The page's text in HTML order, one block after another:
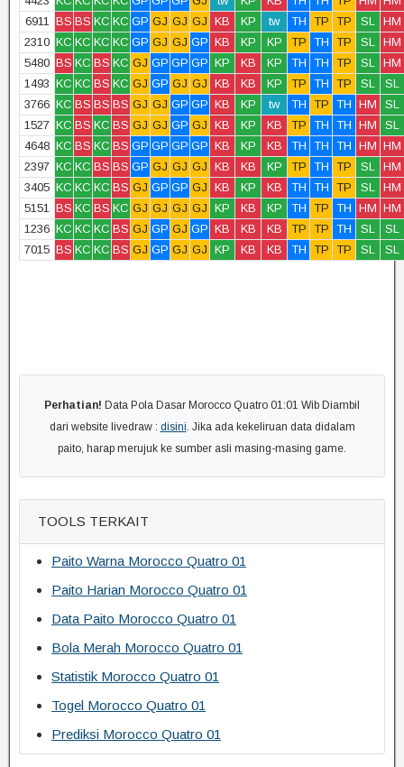
6911 BS BS KC KC GP GJ GJ GJ KB KP tw TH TP TP SL HM
2310 KC KC KC KC GP GJ GJ GP KB KP KP TP TH TP SL HM
5480 BS KC BS KC GJ GP GP GP KP KB KP TH TH TP SL HM
1493 KC KC BS KC GJ GP GJ GJ KB KB KP TP TH TP SL
SL
3766 KC BS BS BS GJ GJ GP GP KB KP tw TH TP TH HM
SL
1527 KC BS KC BS GJ GJ GP GJ KB KP KB TP TH TH HM
SL
4648 KC BS KC BS GP GP GP GP KB KP KB TH TH TH HM HM
2397 KC KC BS BS GP GJ GJ GJ KB KB KP TP TH TP SL HM
3405 KC KC KC BS GJ GP GP GJ KB KP KB TH TH TP SL HM
5151 BS KC BS KC GJ GJ GJ GJ KP KB KP TH TP TH HM HM
1236 KC KC KC BS GJ GP GJ GP KB KB KB TP TP TH SL
SL
7015 BS KC KC BS GJ GP GJ GJ KP KB KB TH TP TP SL SL
Perhatian! Data Pola Dasar Morocco Quatro 01:01 Wib Diambil
dari website livedraw : disini. Jika ada kekeliruan data didalam
paito, harap merujuk ke sumber asli masing-masing game.
TOOLS TERKAIT
Paito Warna Morocco Quatro 01
Paito Harian Morocco Quatro 01
Data Paito Morocco Quatro 01
Bola Merah Morocco Quatro 01
Statistik Morocco Quatro 01
Togel Morocco Quatro 01
Prediksi Morocco Quatro 01